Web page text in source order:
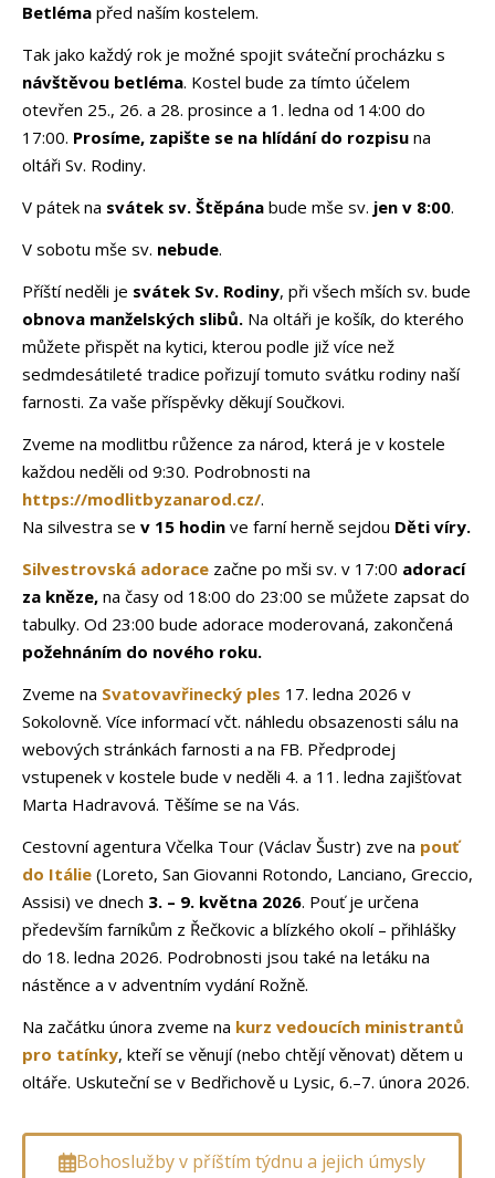
Betléma před naším kostelem.
Tak jako každý rok je možné spojit sváteční procházku s
návštěvou betléma. Kostel bude za tímto účelem
otevřen 25., 26. a 28. prosince a 1. ledna od 14:00 do
17:00. Prosíme, zapište se na hlídání do rozpisu na
oltáři Sv. Rodiny.
V pátek na svátek sv. Štěpána bude mše sv. jen v 8:00.
V sobotu mše sv. nebude.
Příští neděli je svátek Sv. Rodiny, při všech mších sv. bude
obnova manželských slibů. Na oltáři je košík, do kterého
můžete přispět na kytici, kterou podle již více než
sedmdesátileté tradice pořizují tomuto svátku rodiny naší
farnosti. Za vaše příspěvky děkují Součkovi.
Zveme na modlitbu růžence za národ, která je v kostele
každou neděli od 9:30. Podrobnosti na
https://modlitbyzanarod.cz/.
Na silvestra se v 15 hodin ve farní herně sejdou Děti víry.
Silvestrovská adorace začne po mši sv. v 17:00 adorací
za kněze, na časy od 18:00 do 23:00 se můžete zapsat do
tabulky. Od 23:00 bude adorace moderovaná, zakončená
požehnáním do nového roku.
Zveme na Svatovavřinecký ples 17. ledna 2026 v
Sokolovně. Více informací včt. náhledu obsazenosti sálu na
webových stránkách farnosti a na FB. Předprodej
vstupenek v kostele bude v neděli 4. a 11. ledna zajišťovat
Marta Hadravová. Těšíme se na Vás.
Cestovní agentura Včelka Tour (Václav Šustr) zve na pouť
do Itálie (Loreto, San Giovanni Rotondo, Lanciano, Greccio,
Assisi) ve dnech 3. – 9. května 2026. Pouť je určena
především farníkům z Řečkovic a blízkého okolí – přihlášky
do 18. ledna 2026. Podrobnosti jsou také na letáku na
nástěnce a v adventním vydání Rožně.
Na začátku února zveme na kurz vedoucích ministrantů
pro tatínky, kteří se věnují (nebo chtějí věnovat) dětem u
oltáře. Uskuteční se v Bedřichově u Lysic, 6.–⁠⁠⁠⁠⁠⁠⁠⁠⁠⁠⁠⁠⁠⁠⁠⁠⁠⁠7. února 2026.
Bohoslužby v příštím týdnu a jejich úmysly